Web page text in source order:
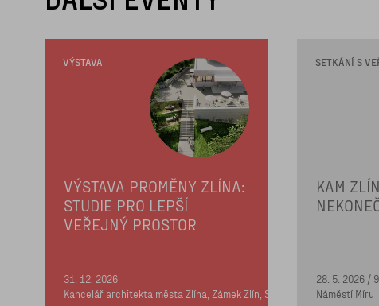
VÝSTAVA
VÝSTAVA PROMĚNY ZLÍNA:
STUDIE PRO LEPŠÍ
VEŘEJNÝ PROSTOR
31. 12. 2026
Kancelář architekta města Zlína, Zámek Zlín, Soudní 1, schodiště do 2.
SETKÁNÍ S
KAM
28. 5. 2026 /
Náměstí Míru